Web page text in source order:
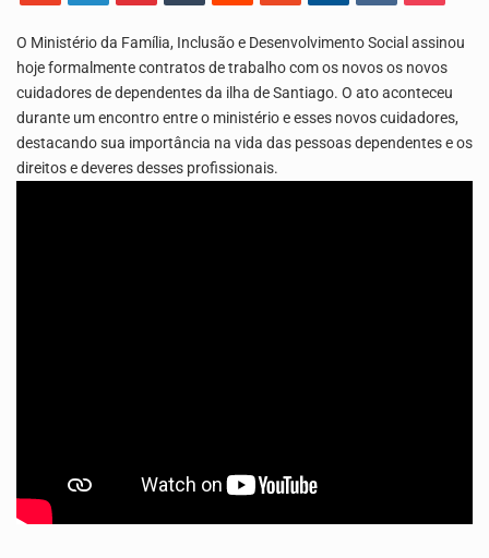
A Delegacia de Saúde do Porto Novo, Santo Antão, anunciou esta quarta feira a realização…
O Ministério da Família, Inclusão e Desenvolvimento Social assinou
hoje formalmente contratos de trabalho com os novos os novos
cuidadores de dependentes da ilha de Santiago. O ato aconteceu
durante um encontro entre o ministério e esses novos cuidadores,
destacando sua importância na vida das pessoas dependentes e os
direitos e deveres desses profissionais.